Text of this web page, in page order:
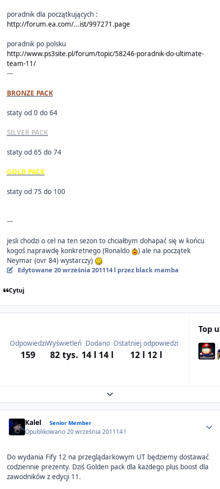
poradnik dla początkujących :
http://forum.ea.com/...ist/997271.page
poradnik po polsku
http://www.ps3site.pl/forum/topic/58246-poradnik-do-ultimate-
team-11/
---
BRONZE PACK
staty od 0 do 64
SILVER PACK
staty od 65 do 74
GOLD PACK
staty od 75 do 100
---
jesli chodzi o cel na ten sezon to chciałbym dohapać się w końcu
kogoś naprawdę konkretnego (Ronaldo
) ale na początek
Neymar (ovr 84) wystarczy)
Edytowane 20 września 201114 l przez black mamba
Cytuj
Odpowiedzi
159
Wyświetleń
82 tys.
Dodano
14 l 14 l
Ostatniej odpowiedzi
12 l 12 l
Top
Expand topic overview
Kalel Senior Member
Opublikowano20 września 201114 l
Do wydania Fify 12 na przeglądarkowym UT będziemy dostawać
codziennie prezenty. Dziś Golden pack dla każdego plus boost dla
zawodników z edycji 11.